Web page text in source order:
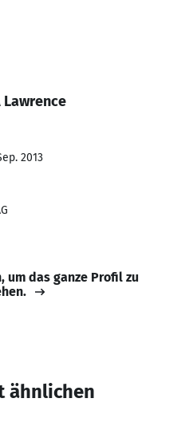
2013
um das ganze Profil zu
ähnlichen